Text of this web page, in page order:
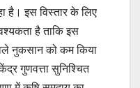
है। इस विस्तार के लिए
है ताकि इस
नुकसान को कम किया
गुणवत्ता सुनिश्चित